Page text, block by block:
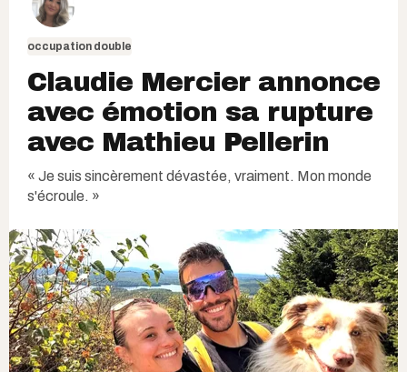
occupation double
Claudie Mercier annonce
avec émotion sa rupture
avec Mathieu Pellerin
« Je suis sincèrement dévastée, vraiment. Mon monde
s'écroule. »